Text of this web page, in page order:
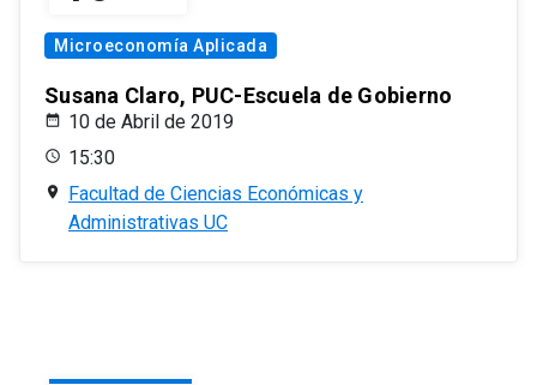
Microeconomía Aplicada
Susana Claro, PUC-Escuela de Gobierno
10 de Abril de 2019
15:30
Facultad de Ciencias Económicas y
Administrativas UC